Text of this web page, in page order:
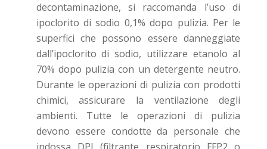
decontaminazione, si raccomanda l’uso di
ipoclorito di sodio 0,1% dopo pulizia. Per le
superfici che possono essere danneggiate
dall’ipoclorito di sodio, utilizzare etanolo al
70% dopo pulizia con un detergente neutro.
Durante le operazioni di pulizia con prodotti
chimici, assicurare la ventilazione degli
ambienti. Tutte le operazioni di pulizia
devono essere condotte da personale che